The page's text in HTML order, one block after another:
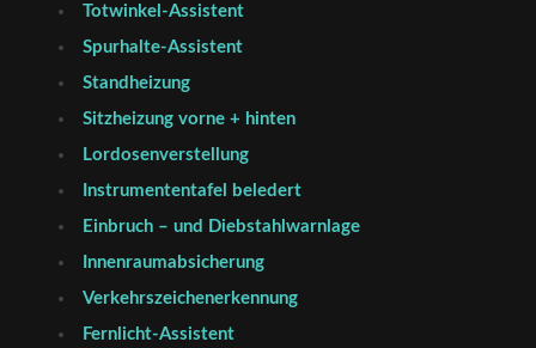
Totwinkel-Assistent
Spurhalte-Assistent
Standheizung
Sitzheizung vorne + hinten
Lordosenverstellung
Instrumententafel beledert
Einbruch – und Diebstahlwarnlage
Innenraumabsicherung
Verkehrszeichenerkennung
Fernlicht-Assistent